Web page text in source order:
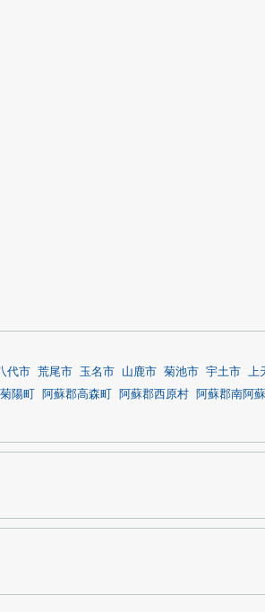
代市 荒尾市 玉名市 山鹿市 菊池市 宇土市 上
陽町 阿蘇郡高森町 阿蘇郡西原村 阿蘇郡南阿